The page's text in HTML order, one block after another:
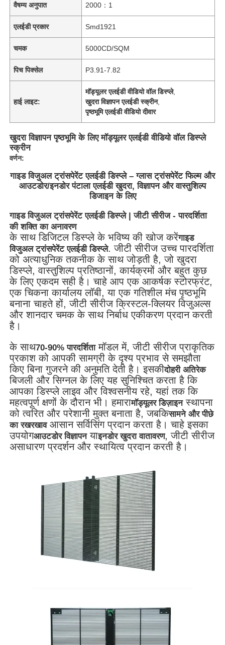
घर
उत्पादों
वीडियो
वीआर शो
कारखाने का दौरा
गुणवत्ता नियंत्रण
वैषम्य अनुपात 2000：1
एलईडी प्रकार Smd1921
चमक 5000CD/SQM
पिच पिक्सेल P3.91-7.82
हाई लाइट:
मॉड्यूलर एलईडी वीडियो वॉल डिस्प्ले,
खुदरा विज्ञापन एलईडी स्क्रीन,
पृष्ठभूमि एलईडी वीडियो दीवार
खुदरा विज्ञापन पृष्ठभूमि के लिए मॉड्यूलर एलईडी वीडियो वॉल डिस्प्ले
स्क्रीन
वर्णन:
गाइड विजुअल ट्रांसपेरेंट एलईडी डिस्प्ले – ग्लास ट्रांसपेरेंट फिल्म और
आउटडोर/इनडोर पंटाला एलईडी खुदरा, विज्ञापन और वास्तुशिल्प
डिजाइन के लिए
गाइड विजुअल ट्रांसपेरेंट एलईडी डिस्प्ले | जीटी सीरीज - पारदर्शिता
की शक्ति का अनावरण
के साथ डिजिटल डिस्प्ले के भविष्य की खोज करेंगाइड
विजुअल ट्रांसपेरेंट एलईडी डिस्प्ले. जीटी सीरीज उच्च पारदर्शिता
को अत्याधुनिक तकनीक के साथ जोड़ती है, जो खुदरा
डिस्प्ले, वास्तुशिल्प प्रतिष्ठानों, कार्यक्रमों और बहुत कुछ
के लिए एकदम सही है। चाहे आप एक आकर्षक स्टोरफ्रंट,
एक चिकना कार्यालय लॉबी, या एक गतिशील मंच पृष्ठभूमि
बनाना चाहते हों, जीटी सीरीज क्रिस्टल-क्लियर विजुअल्स
और शानदार चमक के साथ निर्बाध एकीकरण प्रदान करती
है।
के साथ70-90% पारदर्शितामॉडल में, जीटी सीरीज प्राकृतिक
प्रकाश को आपकी सामग्री के दृश्य प्रभाव से समझौता
किए बिना गुजरने की अनुमति देती है। इसकीदोहरी अतिरेक
बिजली और सिग्नल के लिए यह सुनिश्चित करता है कि
आपका डिस्प्ले लाइव और विश्वसनीय रहे, यहां तक कि
महत्वपूर्ण क्षणों के दौरान भी। हमारामॉड्यूलर डिज़ाइनस्थापना
को त्वरित और परेशानी मुक्त बनाता है, जबकिसामने और पीछे
का रखरखावआसान सर्विसिंग प्रदान करता है। चाहे इसका
उपयोगआउटडोर विज्ञापनयाइनडोर खुदरा वातावरण, जीटी सीरीज
असाधारण प्रदर्शन और स्थायित्व प्रदान करती है।